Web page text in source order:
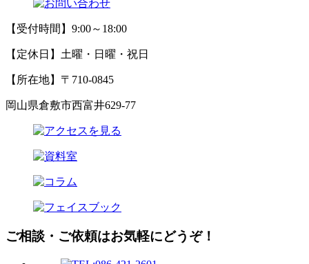
【受付時間】9:00～18:00
【定休日】土曜・日曜・祝日
【所在地】〒710-0845
岡山県倉敷市西富井629-77
ご相談・ご依頼はお気軽にどうぞ！